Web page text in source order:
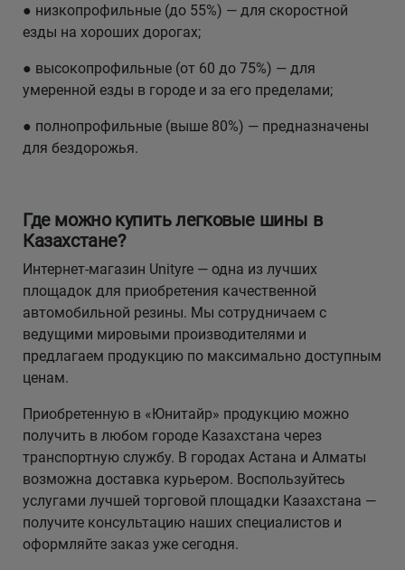
● низкопрофильные (до 55%) — для скоростной
езды на хороших дорогах;
● высокопрофильные (от 60 до 75%) — для
умеренной езды в городе и за его пределами;
● полнопрофильные (выше 80%) — предназначены
для бездорожья.
Где можно купить легковые шины в
Казахстане?
Интернет-магазин Unityre — одна из лучших
площадок для приобретения качественной
автомобильной резины. Мы сотрудничаем с
ведущими мировыми производителями и
предлагаем продукцию по максимально доступным
ценам.
Приобретенную в «Юнитайр» продукцию можно
получить в любом городе Казахстана через
транспортную службу. В городах Астана и Алматы
возможна доставка курьером. Воспользуйтесь
услугами лучшей торговой площадки Казахстана —
получите консультацию наших специалистов и
оформляйте заказ уже сегодня.